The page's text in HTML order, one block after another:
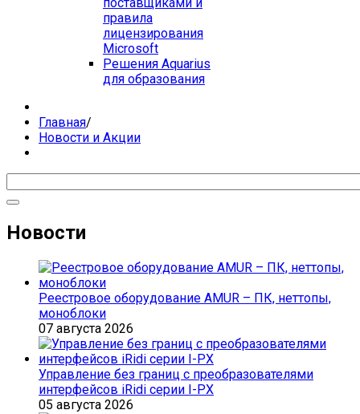
правила
лицензирования
Microsoft
Решения Aquarius
для образования
Главная/
Новости и Акции
Новости
Реестровое оборудование AMUR – ПК, неттопы,
моноблоки
07 августа 2026
Управление без границ с преобразователями
интерфейсов iRidi серии I-PX
05 августа 2026